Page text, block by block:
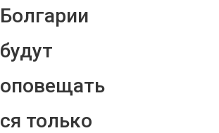
Болгарии
будут
оповещать
ся только